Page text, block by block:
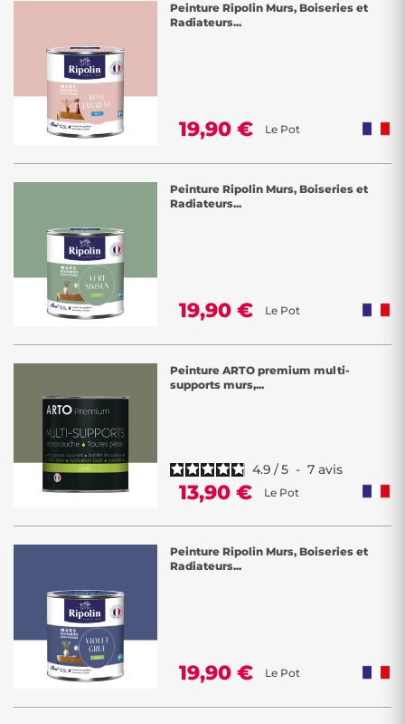
Peinture Ripolin Murs, Boiseries et
Radiateurs...
19,90 € Le Pot
Peinture Ripolin Murs, Boiseries et
Radiateurs...
19,90 € Le Pot
Peinture ARTO premium multi-
supports murs,...
4.9 /5 - 7 avis
13,90 € Le Pot
Peinture Ripolin Murs, Boiseries et
Radiateurs...
19,90 € Le Pot